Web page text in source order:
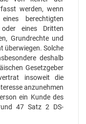
werden, wenn
berechtigten
eines Dritten
Grundrechte und
überwiegen. Solche
deshalb
Gesetzgeber
insoweit die
anzunehmen
ein Kunde des
47 Satz 2 DS-